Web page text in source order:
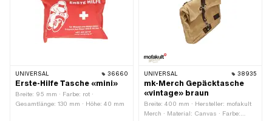
UNIVERSAL 36660
Erste-Hilfe Tasche «mini»
Breite: 95 mm · Farbe: rot ·
Gesamtlänge: 130 mm · Höhe: 40 mm
UNIVERSAL 38935
mk-Merch Gepäcktasche
«vintage» braun
Breite: 400 mm · Hersteller: mofakult
Merch · Material: Canvas · Farbe: